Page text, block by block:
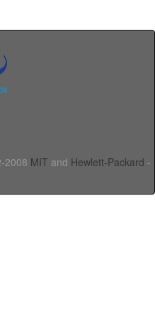
2008 MIT and Hewlett-Packard -